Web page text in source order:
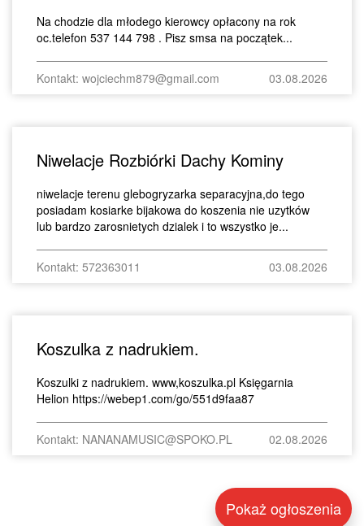
Na chodzie dla młodego kierowcy opłacony na rok
oc.telefon 537 144 798 . Pisz smsa na początek...
Kontakt: wojciechm879@gmail.com 03.08.2026
Niwelacje Rozbiórki Dachy Kominy
niwelacje terenu glebogryzarka separacyjna,do tego
posiadam kosiarke bijakowa do koszenia nie uzytków
lub bardzo zarosnietych dzialek i to wszystko je...
Kontakt: 572363011 03.08.2026
Koszulka z nadrukiem.
Koszulki z nadrukiem. www,koszulka.pl Księgarnia
Helion https://webep1.com/go/551d9faa87
Kontakt: NANANAMUSIC@SPOKO.PL 02.08.2026
Pokaż ogłoszenia